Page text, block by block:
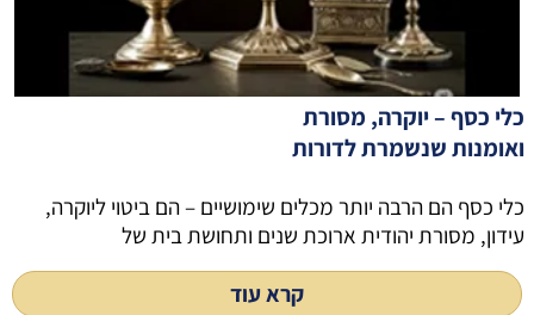
כלי כסף – יוקרה, מסורת
ואומנות שנשמרת לדורות
כלי כסף הם הרבה יותר מכלים שימושיים – הם ביטוי ליוקרה,
עידון, מסורת יהודית ארוכת שנים ותחושת בית של
קרא עוד